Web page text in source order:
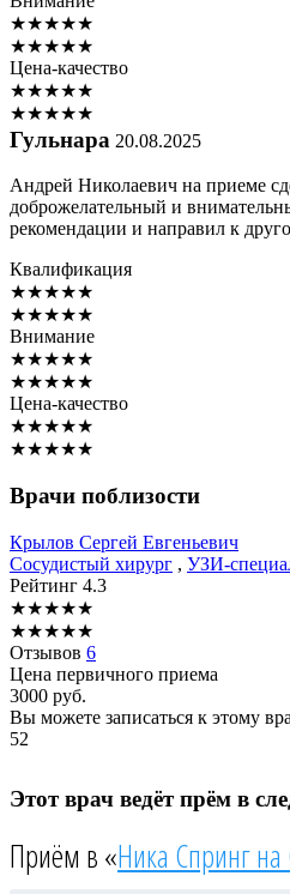
★★★★★
★★★★★
Цена-качество
★★★★★
★★★★★
Гульнара 20.08.2025
Андрей Николаевич на приеме
доброжелательный и
рекомендации и направил к
Квалификация
★★★★★
★★★★★
Внимание
★★★★★
★★★★★
Цена-качество
★★★★★
★★★★★
Врачи поблизости
Крылов Сергей Евгеньевич
Сосудистый хирург , УЗИ-
Рейтинг 4.3
★★★★★
★★★★★
Отзывов 6
Цена первичного приема
3000 руб.
Вы можете записаться к этому
52
Этот врач ведёт прём в
Приём в «Ника Спринг